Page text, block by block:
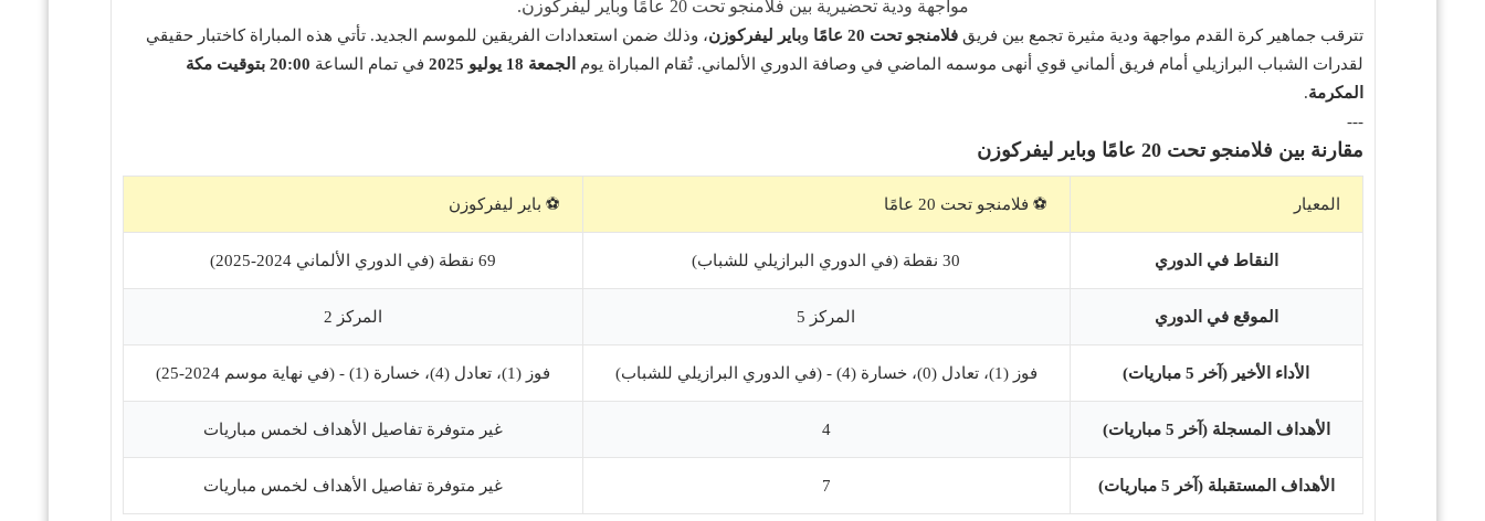
مواجهة ودية تحضيرية بين فلامنجو تحت 20 عامًا وباير ليفركوزن.
تترقب جماهير كرة القدم مواجهة ودية مثيرة تجمع بين فريقفلامنجو تحت 20 عامًا وباير ليفركوزن، وذلك ضمن استعدادات الفريقين للموسم الجديد. تأتي هذه المباراة كاختبار حقيقي
لقدرات الشباب البرازيلي أمام فريق ألماني قوي أنهى موسمه الماضي في وصافة الدوري الألماني. تُقام المباراة يوم
الجمعة 18 يوليو 2025 في تمام الساعة
20:00 بتوقيت مكة
المكرمة.
---
مقارنة بين فلامنجو تحت 20 عامًا وباير ليفركوزن
المعيار ⚽️ فلامنجو تحت 20 عامًا ⚽️ باير ليفركوزن
النقاط في الدوري 30 نقطة (في الدوري البرازيلي للشباب) 69 نقطة (في الدوري الألماني 2024-2025)
الموقع في الدوري المركز 5 المركز 2
الأداء الأخير (آخر 5 مباريات) فوز (1)، تعادل (0)، خسارة (4) - (في الدوري البرازيلي للشباب) فوز (1)، تعادل (4)، خسارة (1) - (في نهاية موسم 2024-25)
الأهداف المسجلة (آخر 5 مباريات) 4 غير متوفرة تفاصيل الأهداف لخمس مباريات
الأهداف المستقبلة (آخر 5 مباريات) 7 غير متوفرة تفاصيل الأهداف لخمس مباريات